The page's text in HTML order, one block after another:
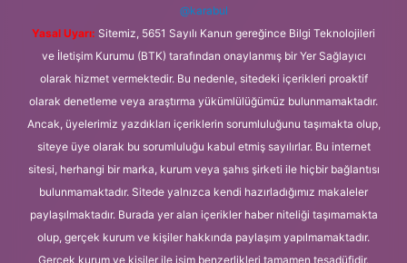
@karabul
Yasal Uyarı: Sitemiz, 5651 Sayılı Kanun gereğince Bilgi Teknolojileri
ve İletişim Kurumu (BTK) tarafından onaylanmış bir Yer Sağlayıcı
olarak hizmet vermektedir. Bu nedenle, sitedeki içerikleri proaktif
olarak denetleme veya araştırma yükümlülüğümüz bulunmamaktadır.
Ancak, üyelerimiz yazdıkları içeriklerin sorumluluğunu taşımakta olup,
siteye üye olarak bu sorumluluğu kabul etmiş sayılırlar. Bu internet
sitesi, herhangi bir marka, kurum veya şahıs şirketi ile hiçbir bağlantısı
bulunmamaktadır. Sitede yalnızca kendi hazırladığımız makaleler
paylaşılmaktadır. Burada yer alan içerikler haber niteliği taşımamakta
olup, gerçek kurum ve kişiler hakkında paylaşım yapılmamaktadır.
Gerçek kurum ve kişiler ile isim benzerlikleri tamamen tesadüfidir.